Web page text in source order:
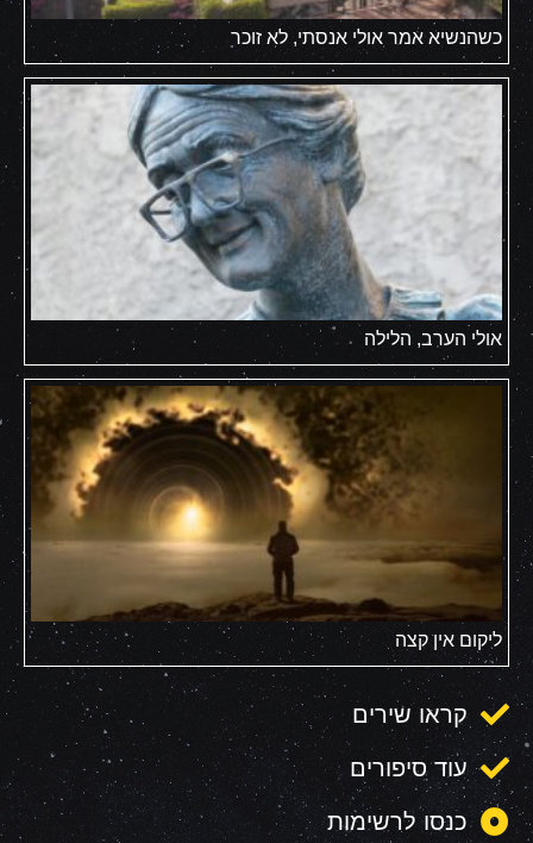
כשהנשיא אמר אולי אנסתי, לא זוכר
אולי הערב, הלילה
ליקום אין קצה
קראו שירים
עוד סיפורים
כנסו לרשימות